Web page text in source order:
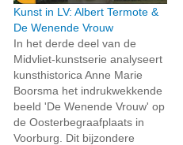
Kunst in LV: Albert Termote &
De Wenende Vrouw
In het derde deel van de
Midvliet-kunstserie analyseert
kunsthistorica Anne Marie
Boorsma het indrukwekkende
beeld 'De Wenende Vrouw' op
de Oosterbegraafplaats in
Voorburg. Dit bijzondere